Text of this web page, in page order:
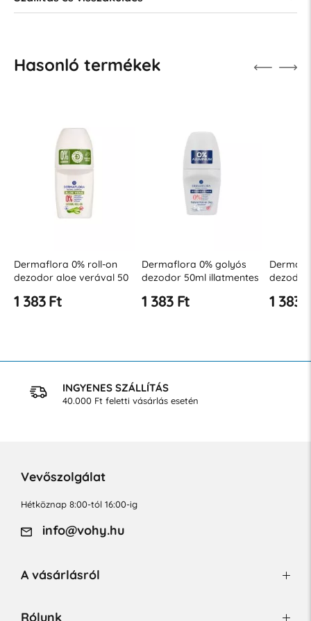
Hasonló termékek
Dermaflora 0% roll-on
dezodor aloe verával 50
1 383 Ft
Dermaflora 0% golyós
dezodor 50ml illatmentes
1 383 Ft
dezodor
1 383
INGYENES SZÁLLÍTÁS
40.000 Ft feletti vásárlás esetén
Vevőszolgálat
Hétköznap 8:00-tól 16:00-ig
info@vohy.hu
A vásárlásról
Rólunk